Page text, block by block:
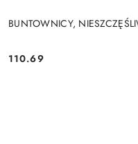
BUNTOWNICY,
Cena:
110.69